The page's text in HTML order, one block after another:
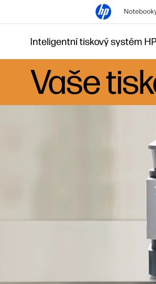
Inteligentní tiskový systém
Vaše